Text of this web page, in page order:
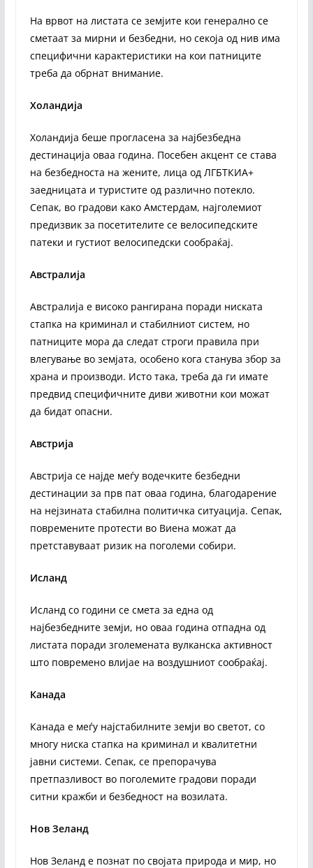
На врвот на листата се земјите кои генерално се
сметаат за мирни и безбедни, но секоја од нив има
специфични карактеристики на кои патниците
треба да обрнат внимание.
Холандија
Холандија беше прогласена за најбезбедна
дестинација оваа година. Посебен акцент се става
на безбедноста на жените, лица од ЛГБТКИА+
заедницата и туристите од различно потекло.
Сепак, во градови како Амстердам, најголемиот
предизвик за посетителите се велосипедските
патеки и густиот велосипедски сообраќај.
Австралија
Австралија е високо рангирана поради ниската
стапка на криминал и стабилниот систем, но
патниците мора да следат строги правила при
влегување во земјата, особено кога станува збор за
храна и производи. Исто така, треба да ги имате
предвид специфичните диви животни кои можат
да бидат опасни.
Австрија
Австрија се најде меѓу водечките безбедни
дестинации за прв пат оваа година, благодарение
на нејзината стабилна политичка ситуација. Сепак,
повремените протести во Виена можат да
претставуваат ризик на поголеми собири.
Исланд
Исланд со години се смета за една од
најбезбедните земји, но оваа година отпадна од
листата поради зголемената вулканска активност
што повремено влијае на воздушниот сообраќај.
Канада
Канада е меѓу најстабилните земји во светот, со
многу ниска стапка на криминал и квалитетни
јавни системи. Сепак, се препорачува
претпазливост во поголемите градови поради
ситни кражби и безбедност на возилата.
Нов Зеланд
Нов Зеланд е познат по својата природа и мир, но